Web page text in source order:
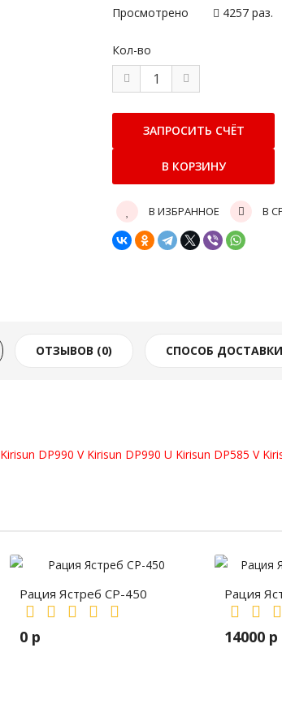
Просмотрено
4257 раз.
Кол-во
В ИЗБРАННОЕ В
ОТЗЫВОВ (0) СПОСОБ ДОСТАВКИ
Kirisun DP990 V Kirisun DP990 U Kirisun DP585 V
Рация Ястреб СР-450
0 р
Рация
14000 р